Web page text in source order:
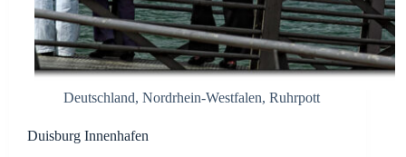
Deutschland, Nordrhein-Westfalen, Ruhrpott
Duisburg Innenhafen